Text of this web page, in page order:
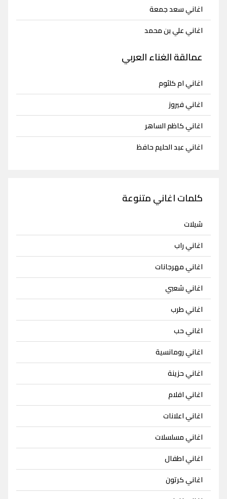
اغاني سعد جمعة
اغاني علي بن محمد
عمالقة الغناء العربي
اغاني ام كلثوم
اغاني فيروز
اغاني كاظم الساهر
اغاني عبد الحليم حافظ
كلمات اغاني متنوعة
شيلات
اغاني راب
اغاني مهرجانات
اغاني شعبي
اغاني طرب
اغاني حب
اغاني رومانسية
اغاني حزينة
اغاني افلام
اغاني اعلانات
اغاني مسلسلات
اغاني اطفال
اغاني كرتون